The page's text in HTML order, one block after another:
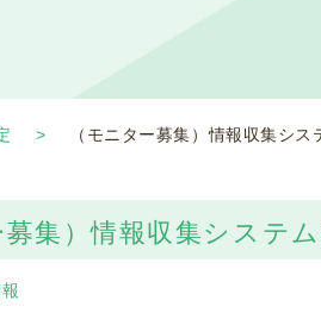
（モニター募集）情報収集シ
募集）情報収集システ